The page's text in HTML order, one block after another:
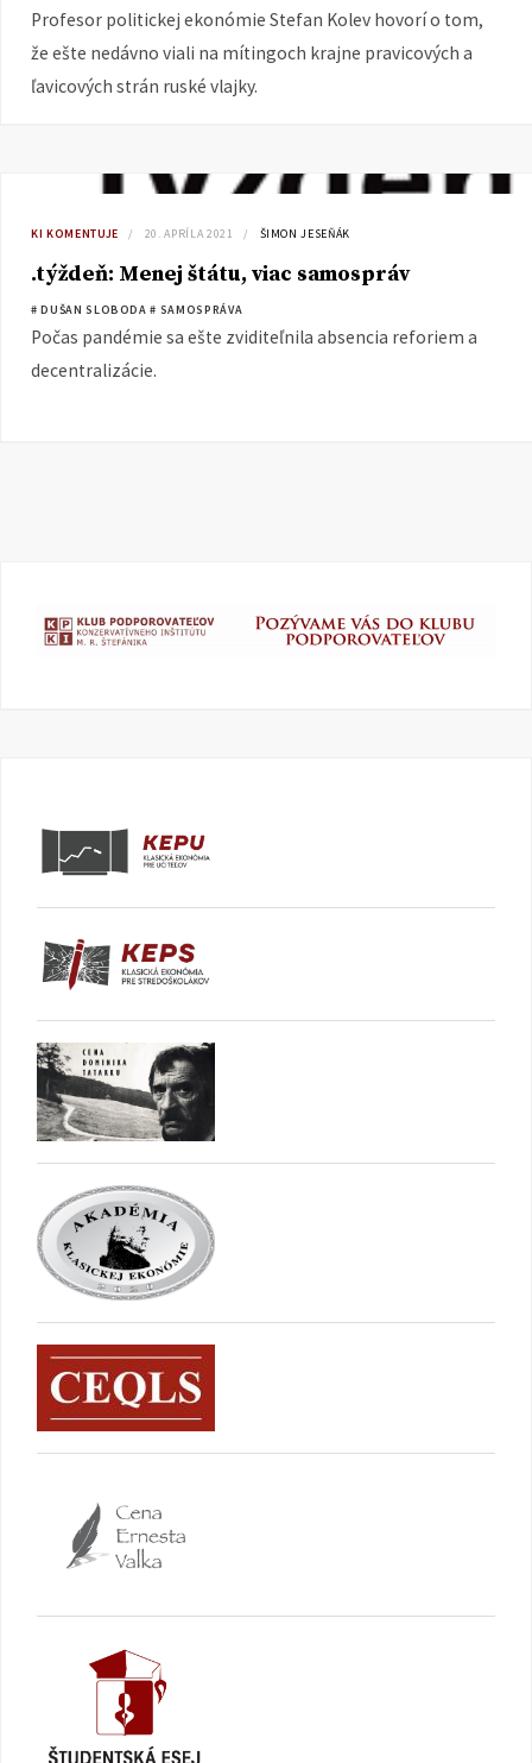
Profesor politickej ekonómie Stefan Kolev hovorí o tom,
že ešte nedávno viali na mítingoch krajne pravicových a
ľavicových strán ruské vlajky.
KI KOMENTUJE 20. APRÍLA 2021 ŠIMON JESEŇÁK
.týždeň: Menej štátu, viac samospráv
# DUŠAN SLOBODA # SAMOSPRÁVA
Počas pandémie sa ešte zviditeľnila absencia reforiem a
decentralizácie.